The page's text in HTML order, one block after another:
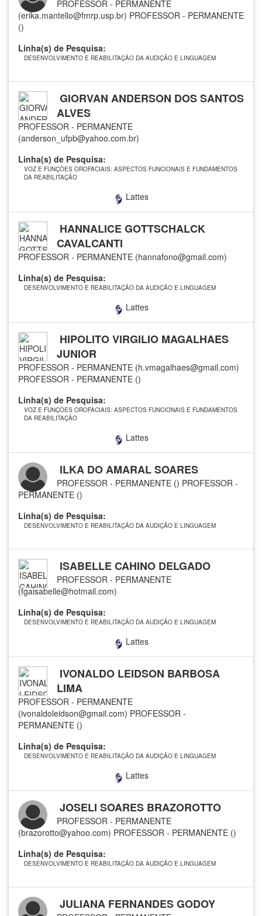
PROFESSOR - PERMANENTE
(erika.mantello@fmrp.usp.br) PROFESSOR - PERMANENTE
()
Linha(s) de Pesquisa:
DESENVOLVIMENTO E REABILITAÇÃO DA AUDIÇÃO E LINGUAGEM
GIORVAN ANDERSON DOS SANTOS
ALVES
PROFESSOR - PERMANENTE
(anderson_ufpb@yahoo.com.br)
Linha(s) de Pesquisa:
VOZ E FUNÇÕES OROFACIAIS: ASPECTOS FUNCIONAIS E FUNDAMENTOS
DA REABILITAÇÃO
Lattes
HANNALICE GOTTSCHALCK
CAVALCANTI
PROFESSOR - PERMANENTE (hannafono@gmail.com)
Linha(s) de Pesquisa:
DESENVOLVIMENTO E REABILITAÇÃO DA AUDIÇÃO E LINGUAGEM
Lattes
HIPOLITO VIRGILIO MAGALHAES
JUNIOR
PROFESSOR - PERMANENTE (h.vmagalhaes@gmail.com)
PROFESSOR - PERMANENTE ()
Linha(s) de Pesquisa:
VOZ E FUNÇÕES OROFACIAIS: ASPECTOS FUNCIONAIS E FUNDAMENTOS
DA REABILITAÇÃO
Lattes
ILKA DO AMARAL SOARES
PROFESSOR - PERMANENTE () PROFESSOR -
PERMANENTE ()
Linha(s) de Pesquisa:
DESENVOLVIMENTO E REABILITAÇÃO DA AUDIÇÃO E LINGUAGEM
ISABELLE CAHINO DELGADO
PROFESSOR - PERMANENTE
(fgaisabelle@hotmail.com)
Linha(s) de Pesquisa:
DESENVOLVIMENTO E REABILITAÇÃO DA AUDIÇÃO E LINGUAGEM
Lattes
IVONALDO LEIDSON BARBOSA
LIMA
PROFESSOR - PERMANENTE
(ivonaldoleidson@gmail.com) PROFESSOR -
PERMANENTE ()
Linha(s) de Pesquisa:
DESENVOLVIMENTO E REABILITAÇÃO DA AUDIÇÃO E LINGUAGEM
Lattes
JOSELI SOARES BRAZOROTTO
PROFESSOR - PERMANENTE
(brazorotto@yahoo.com) PROFESSOR - PERMANENTE ()
Linha(s) de Pesquisa:
DESENVOLVIMENTO E REABILITAÇÃO DA AUDIÇÃO E LINGUAGEM
JULIANA FERNANDES GODOY